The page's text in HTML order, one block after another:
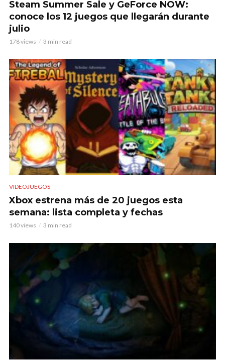
Steam Summer Sale y GeForce NOW:
conoce los 12 juegos que llegarán durante
julio
178 views 3 min read
VIDEOJUEGOS
Xbox estrena más de 20 juegos esta
semana: lista completa y fechas
140 views 3 min read